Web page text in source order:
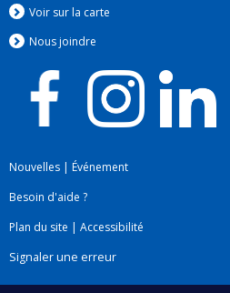
Voir sur la carte
Nous joindre
Nouvelles | Événement
Besoin d'aide ?
Plan du site | Accessibilité
Signaler une erreur